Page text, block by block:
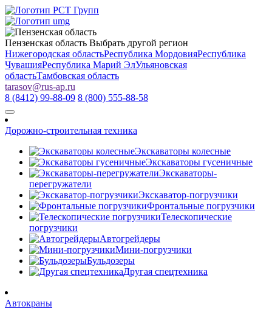
Пензенская область Выбрать другой регион
Нижегородская областьРеспублика МордовияРеспублика
ЧувашияРеспублика Марий ЭлУльяновская
областьТамбовская область
tarasov@rus-ap.ru
8 (8412) 99-88-09 8 (800) 555-88-58
Дорожно-строительная техника
Экскаваторы колесные
Экскаваторы гусеничные
Экскаваторы-
перегружатели
Экскаватор-погрузчики
Фронтальные погрузчики
Телескопические
погрузчики
Автогрейдеры
Мини-погрузчики
Бульдозеры
Другая спецтехника
Автокраны